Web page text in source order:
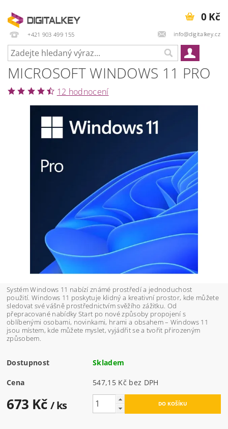
+421 903 499 155 info@digitalkey.cz
0 Kč
MICROSOFT WINDOWS 11 PRO
12 hodnocení
Systém Windows 11 nabízí známé prostředí a jednoduchost
použití. Windows 11 poskytuje klidný a kreativní prostor, kde můžete
sledovat své vášně prostřednictvím svěžího zážitku. Od
přepracované nabídky Start po nové způsoby propojení s
oblíbenými osobami, novinkami, hrami a obsahem – Windows 11
jsou místem, kde můžete myslet, vyjádřit se a tvořit přirozeným
způsobem.
Dostupnost Skladem
Cena 547,15 Kč bez DPH
673 Kč / ks